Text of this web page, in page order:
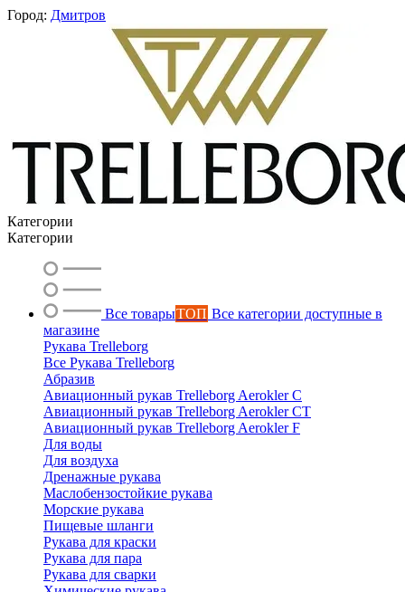
Город: Дмитров
Категории
Категории
Все товарыТОП Все категории доступные в
магазине
Рукава Trelleborg
Все Рукава Trelleborg
Абразив
Авиационный рукав Trelleborg Aerokler C
Авиационный рукав Trelleborg Aerokler CT
Авиационный рукав Trelleborg Aerokler F
Для воды
Для воздуха
Дренажные рукава
Маслобензостойкие рукава
Морские рукава
Пищевые шланги
Рукава для краски
Рукава для пара
Рукава для сварки
Вероника
онлайн